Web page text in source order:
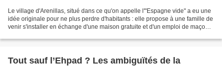
Le village d'Arenillas, situé dans ce qu'on appelle l'"Espagne vide" a eu une
idée originale pour ne plus perdre d'habitants : elle propose à une famille de
venir s'installer en échange d'une maison gratuite et d'un emploi de maçon.
Tout sauf l’Ehpad ? Les ambiguïtés de la